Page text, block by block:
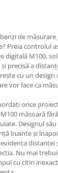
de
Preia controlul
digitală M100,
precisă a
cu un design
vor face ca
orice
măsoară
Designul
înainte și
Nu mai
cu citiri